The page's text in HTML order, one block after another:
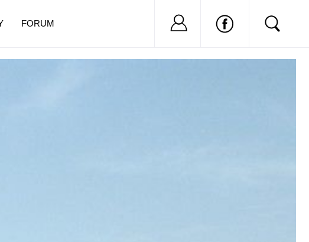
FORUM Nu ai cont?